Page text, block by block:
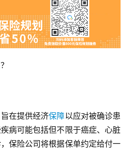
？
在提供经济保障以应对被确诊患
病可能包括但不限于癌症、心脏
保险公司将根据保单约定给付一